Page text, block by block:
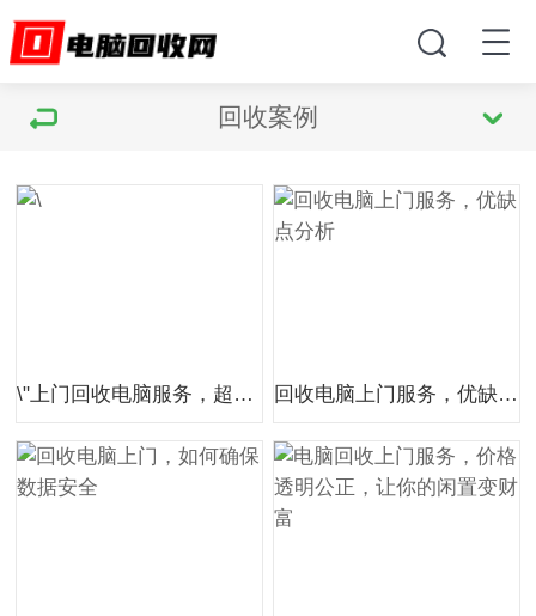
回收案例
\"上门回收电脑服务，超越期待的高效便捷体验\" 回收电脑上门服务，优缺点分析